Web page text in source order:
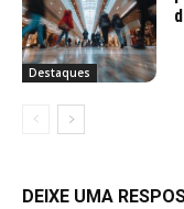
Destaques
DEIXE UMA